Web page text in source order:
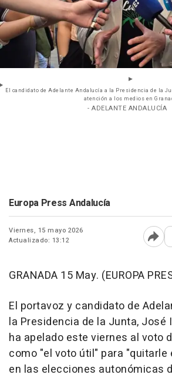
El candidato de Adelante Andalucía a la Presidencia de la
atención a los medios en
- ADELANTE ANDALUCÍA
Europa Press Andalucía
Viernes, 15 mayo 2026
Actualizado: 13:12
GRANADA 15 May. (EUROPA
El portavoz y candidato de
la Presidencia de la Junta, José
ha apelado este viernes al voto
como "el voto útil" para "quitarle
en las elecciones autonómicas